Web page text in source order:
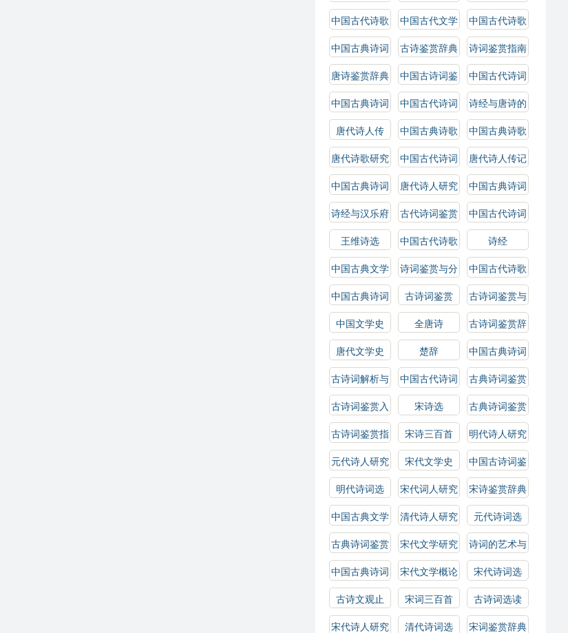
选读
中国古代诗歌
鉴赏
中国古代文学
史
中国古代诗歌
鉴赏辞典
中国古典诗词
鉴赏
古诗鉴赏辞典
诗词鉴赏指南
唐诗鉴赏辞典
中国古诗词鉴
赏辞典
中国古代诗词
鉴赏辞典
中国古典诗词
鉴赏辞典
中国古代诗词
鉴赏
诗经与唐诗的
比较研究
唐代诗人传
中国古典诗歌
鉴赏辞典
中国古典诗歌
鉴赏
唐代诗歌研究
中国古代诗词
研究
唐代诗人传记
中国古典诗词
赏析
唐代诗人研究
中国古典诗词
选
诗经与汉乐府 古代诗词鉴赏
中国古代诗词
选
王维诗选
中国古代诗歌
史
诗经
中国古典文学
史
诗词鉴赏与分
析
中国古代诗歌
选
中国古典诗词
研究
古诗词鉴赏
古诗词鉴赏与
解析
中国文学史 全唐诗
古诗词鉴赏辞
典
唐代文学史 楚辞
中国古典诗词
解析
古诗词解析与
鉴赏
中国古代诗词
概论
古典诗词鉴赏
古诗词鉴赏入
门
宋诗选
古典诗词鉴赏
辞典
古诗词鉴赏指
南
宋诗三百首
明代诗人研究
元代诗人研究
宋代文学史
中国古诗词鉴
赏
明代诗词选 宋代词人研究
宋诗鉴赏辞典
中国古典文学
作品选
清代诗人研究
元代诗词选
古典诗词鉴赏
指南
宋代文学研究
诗词的艺术与
技巧
中国古典诗词
选读
宋代文学概论
宋代诗词选
古诗文观止
宋词三百首
古诗词选读
宋代诗人研究
清代诗词选 宋词鉴赏辞典